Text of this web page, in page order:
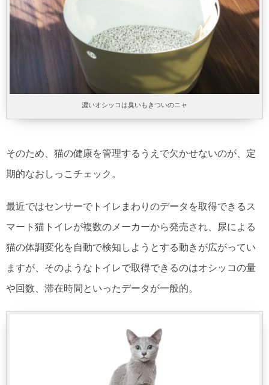
濃いオシッコは臭いもきついのニャ
そのため、猫の健康を管理するうえで欠かせないのが、定
期的なおしっこチェック。
最近ではセンサーでトイレまわりのデータを取得できるス
マート猫トイレが複数のメーカーから発売され、尿による
猫の体調変化を自動で検知しようとする動きが広がってい
ますが、そのようなトイレで取得できるのはオシッコの量
や回数、滞在時間といったデータが一般的。